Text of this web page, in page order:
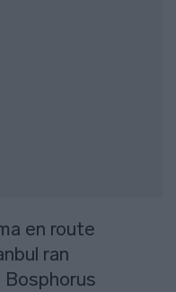
en route
ran
Bosphorus